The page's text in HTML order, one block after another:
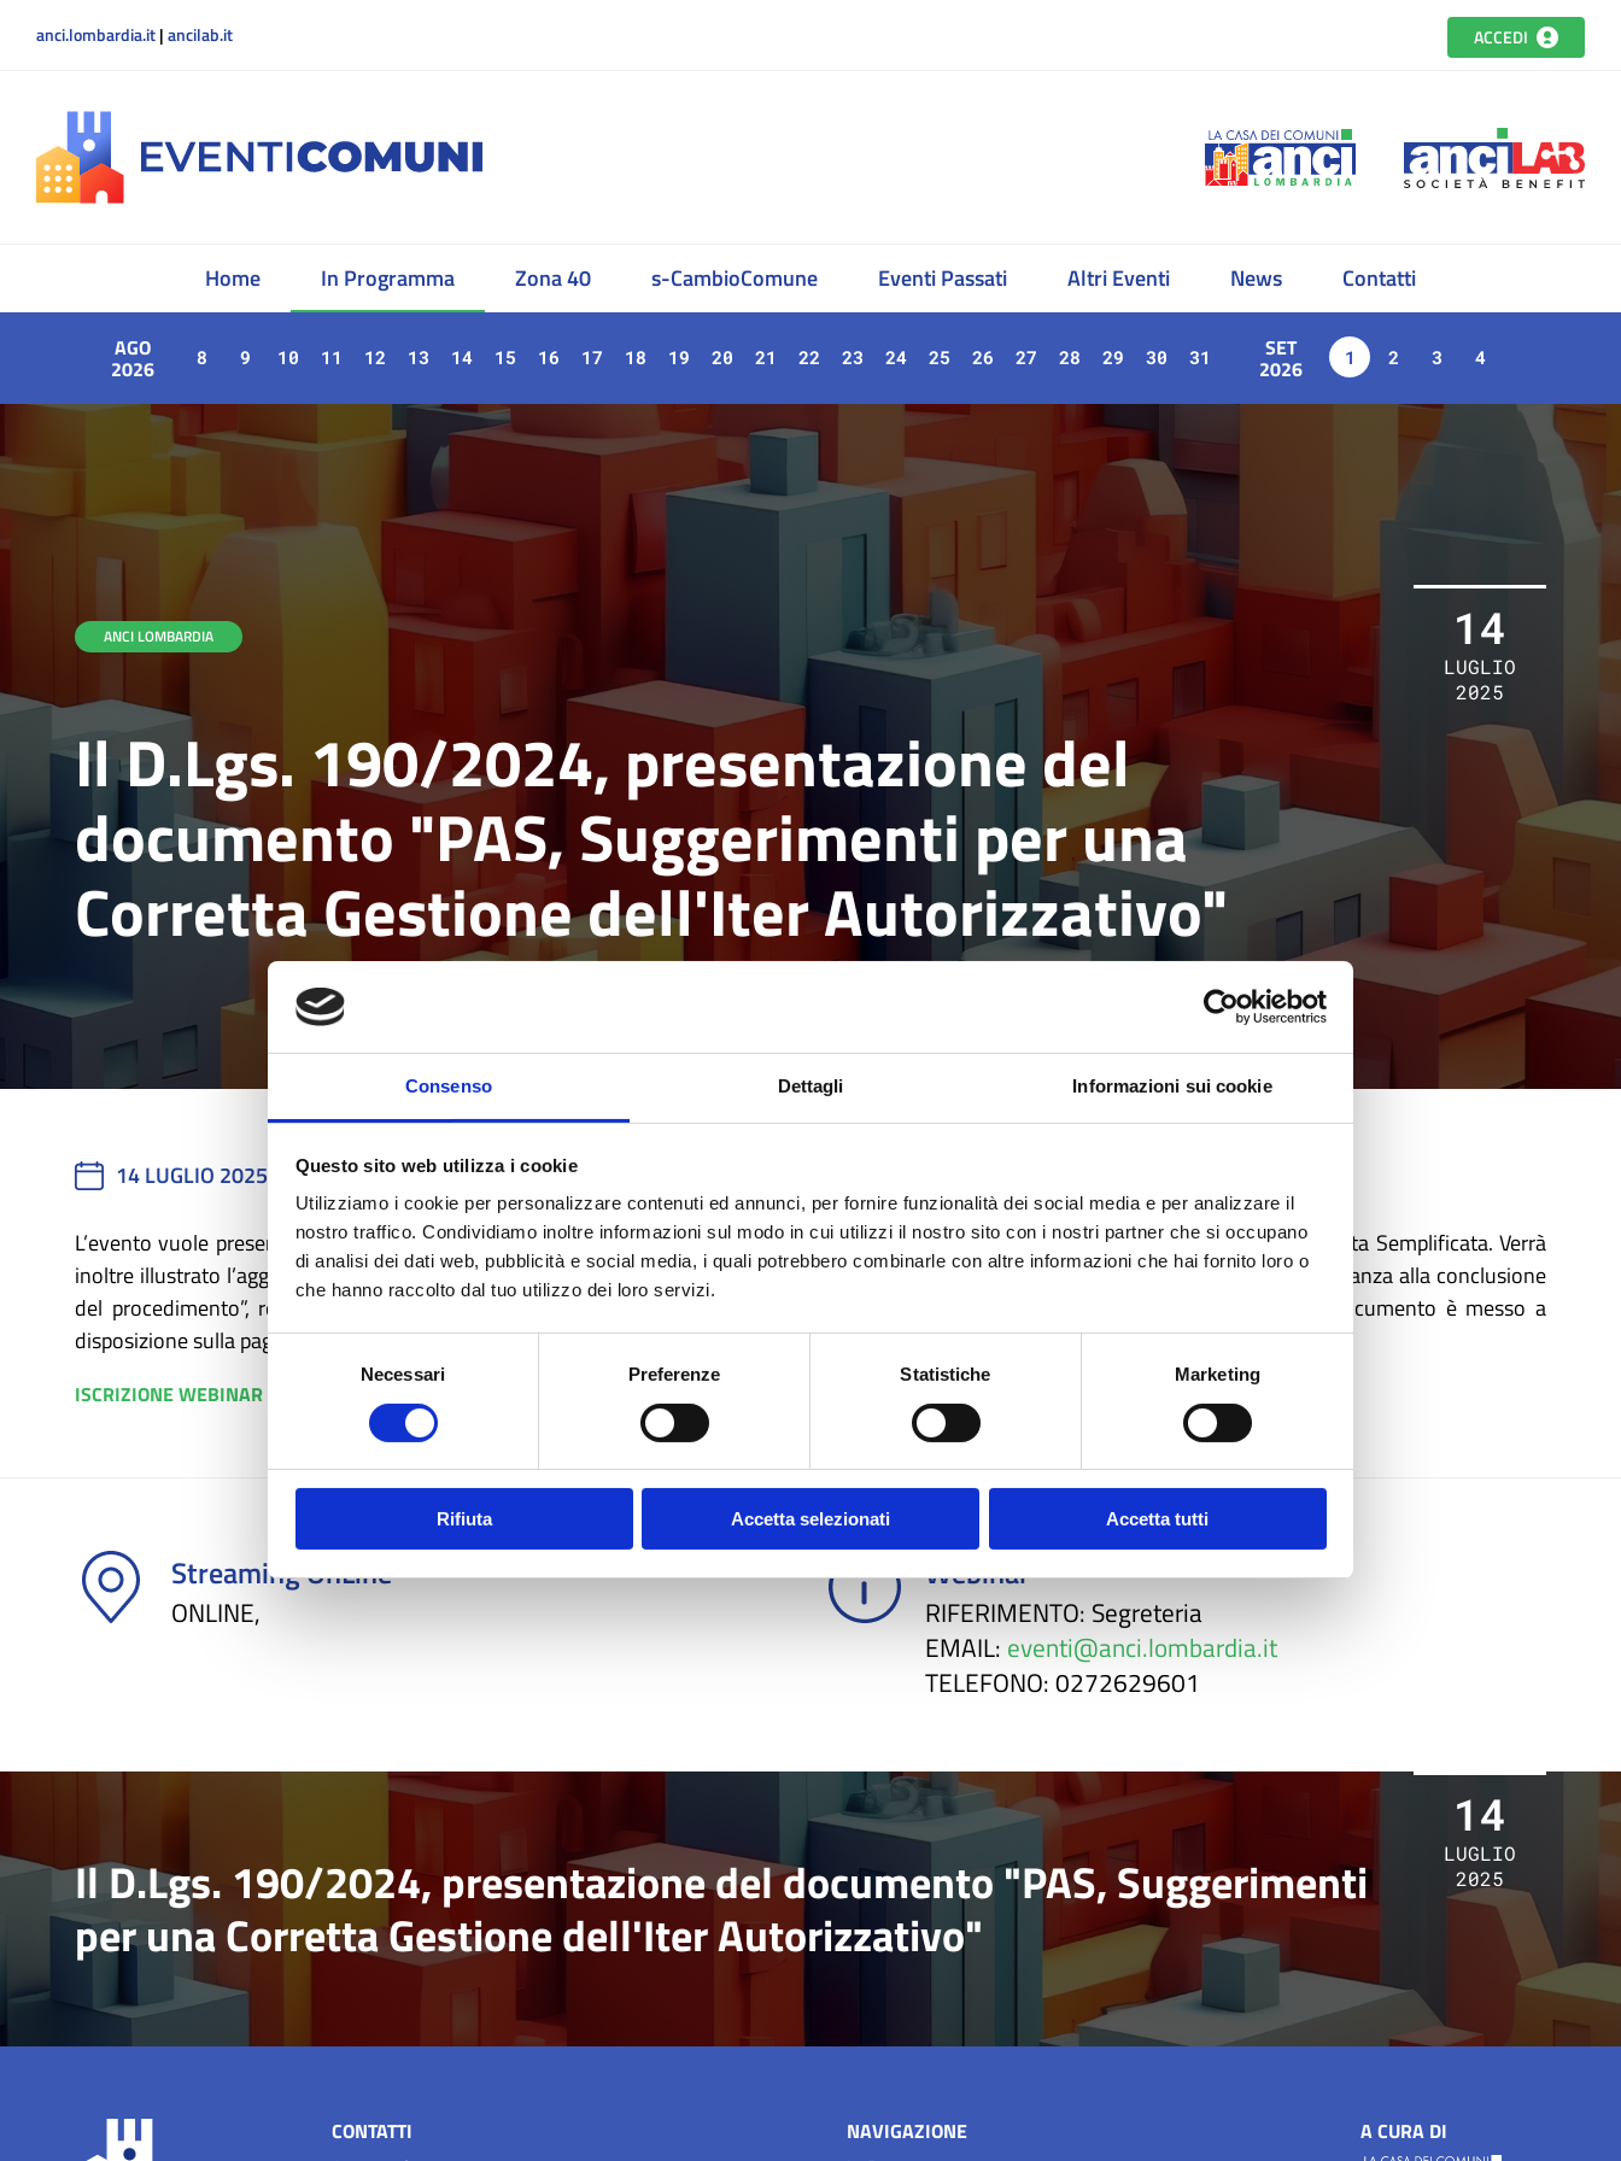
Consenso Dettagli Informazioni sui cookie
Questo sito web utilizza i cookie
Utilizziamo i cookie per personalizzare contenuti ed annunci, per fornire funzionalità dei social media e per analizzare il
nostro traffico. Condividiamo inoltre informazioni sul modo in cui utilizzi il nostro sito con i nostri partner che si occupano
di analisi dei dati web, pubblicità e social media, i quali potrebbero combinarle con altre informazioni che hai fornito loro o
che hanno raccolto dal tuo utilizzo dei loro servizi.
Selezione
Necessari Preferenze Statistiche Marketing
Rifiuta Accetta selezionati Accetta tutti
anci.lombardia.it|ancilab.it ACCEDI
Home In Programma Zona 40 s-CambioComune Eventi Passati Altri Eventi News Contatti
AGO
2026 8 9 10 11 12 13 14 15 16 17 18 19 20 21 22 23 24 25 26 27 28 29 30 31 SET
2026 1 2 3 4
ANCI LOMBARDIA
Il D.Lgs. 190/2024, presentazione del
documento "PAS, Suggerimenti per una
Corretta Gestione dell'Iter Autorizzativo"
14
LUGLIO
2025
14 LUGLIO 2025 10:00 - 12:00
L’evento vuole presentare le principali novità introdotte dal D.Lgs.190/2024 con particolare riferimento agli impatti sulla Procedura Abilitata Semplificata. Verrà
inoltre illustrato l’aggiornamento del documento “PAS, Suggerimenti per una corretta gestione dell’iter autorizzativo, dalla ricezione dell’istanza alla conclusione
del procedimento”, redatto dalla TF Rinnovabili PNRR RL in collaborazione con l’U.O. Risorse Energetiche di Regione Lombardia. Il documento è messo a
disposizione sulla pagina di Regione Lombardia relativa alle fonti rinnovabili.
ISCRIZIONE WEBINAR
Streaming OnLine
ONLINE,
Webinar
RIFERIMENTO: Segreteria
EMAIL: eventi@anci.lombardia.it
TELEFONO: 0272629601
Il D.Lgs. 190/2024, presentazione del documento "PAS, Suggerimenti
per una Corretta Gestione dell'Iter Autorizzativo"
14
LUGLIO
2025
CONTATTI
NAVIGAZIONE
A CURA DI